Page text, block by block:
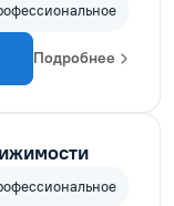
Подробнее